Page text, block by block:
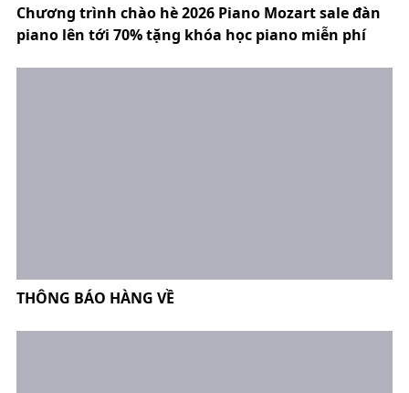
Chương trình chào hè 2026 Piano Mozart sale đàn
piano lên tới 70% tặng khóa học piano miễn phí
THÔNG BÁO HÀNG VỀ